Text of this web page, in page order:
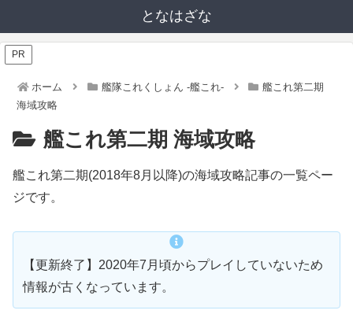
となはざな
PR
ホーム 艦隊これくしょん -艦これ-
艦これ第二期
海域攻略
艦これ第二期 海域攻略
艦これ第二期(2018年8月以降)の海域攻略記事の一覧ペー
ジです。
【更新終了】2020年7月頃からプレイしていないため
情報が古くなっています。